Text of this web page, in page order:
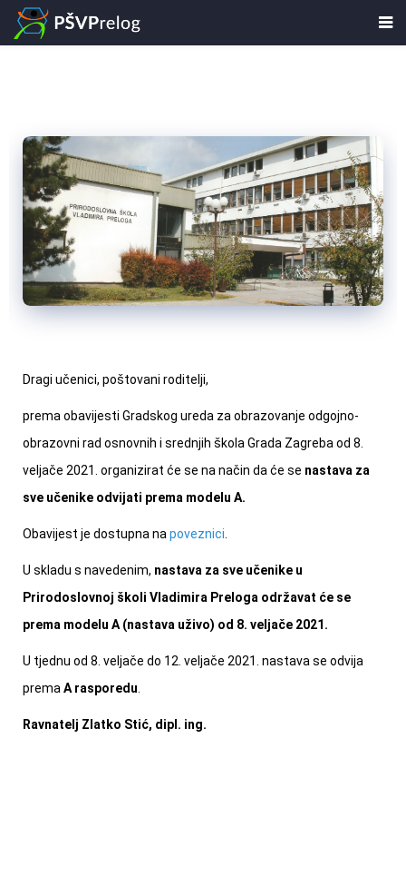
Dragi učenici, poštovani roditelji,
prema obavijesti Gradskog ureda za obrazovanje odgojno-
obrazovni rad osnovnih i srednjih škola Grada Zagreba od 8.
veljače 2021. organizirat će se na način da će se nastava za
sve učenike odvijati prema modelu A.
Obavijest je dostupna napoveznici.
U skladu s navedenim, nastava za sve učenike u
Prirodoslovnoj školi Vladimira Preloga održavat će se
prema modelu A (nastava uživo) od 8. veljače 2021.
U tjednu od 8. veljače do 12. veljače 2021. nastava se odvija
premaA rasporedu.
Ravnatelj Zlatko Stić, dipl. ing.